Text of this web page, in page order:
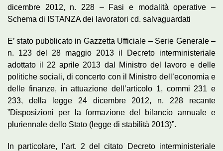
dicembre 2012, n. 228 – Fasi e modalità operative –
Schema di ISTANZA dei lavoratori cd. salvaguardati
E’ stato pubblicato in Gazzetta Ufficiale – Serie Generale –
n. 123 del 28 maggio 2013 il Decreto interministeriale
adottato il 22 aprile 2013 dal Ministro del lavoro e delle
politiche sociali, di concerto con il Ministro dell’economia e
delle finanze, in attuazione dell’articolo 1, commi 231 e
233, della legge 24 dicembre 2012, n. 228 recante
”Disposizioni per la formazione del bilancio annuale e
pluriennale dello Stato (legge di stabilità 2013)”.
In particolare, l’art. 2 del citato Decreto interministeriale